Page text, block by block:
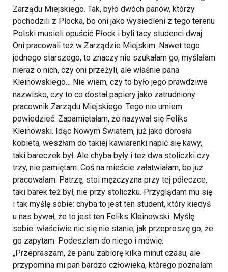
Zarządu Miejskiego. Tak, było dwóch panów, którzy
pochodzili z Płocka, bo oni jako wysiedleni z tego terenu
Polski musieli opuścić Płock i byli tacy studenci dwaj.
Oni pracowali też w Zarządzie Miejskim. Nawet tego
jednego starszego, to znaczy nie szukałam go, myślałam
nieraz o nich, czy oni przeżyli, ale właśnie pana
Kleinowskiego… Nie wiem, czy to było jego prawdziwe
nazwisko, czy to co dostał papiery jako zatrudniony
pracownik Zarządu Miejskiego. Tego nie umiem
powiedzieć. Zapamiętałam, że nazywał się Feliks
Kleinowski. Idąc Nowym Światem, już jako dorosła
kobieta, weszłam do takiej kawiarenki napić się kawy,
taki bareczek był. Ale chyba były i też dwa stoliczki czy
trzy, nie pamiętam. Coś na mieście załatwiałam, bo już
pracowałam. Patrzę, stoi mężczyzna przy tej półeczce,
taki barek też był, nie przy stoliczku. Przyglądam mu się
i tak myślę sobie: chyba to jest ten student, który kiedyś
u nas bywał, że to jest ten Feliks Kleinowski. Myślę
sobie: właściwie nic się nie stanie, jak przeproszę go, że
go zapytam. Podeszłam do niego i mówię:
„Przepraszam, że panu zabiorę kilka minut czasu, ale
przypomina mi pan bardzo człowieka, którego poznałam